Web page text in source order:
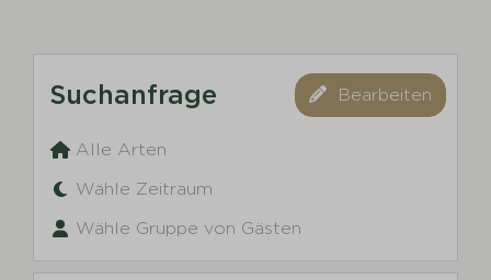
Suchanfrage Bearbeiten
Alle Arten
Wähle Zeitraum
Wähle Gruppe von Gästen